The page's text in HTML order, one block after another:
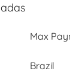
Max
Brazil